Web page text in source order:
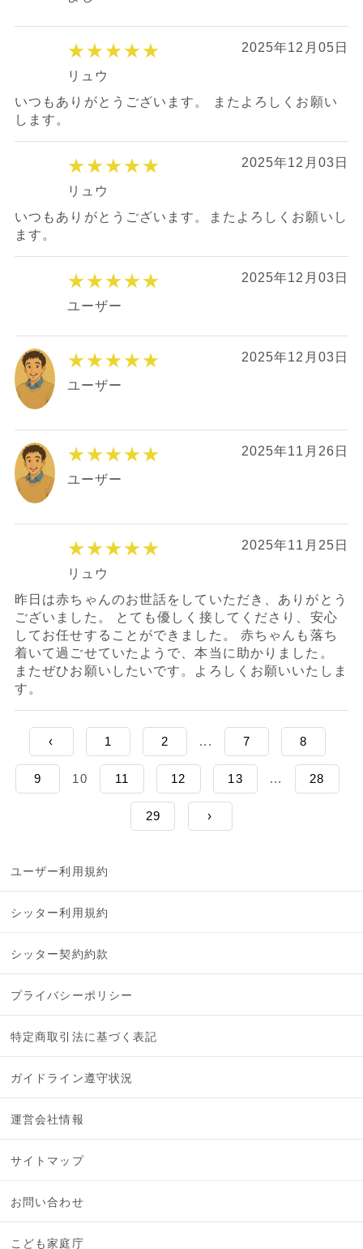
★★★★★ 2025年12月05日
リュウ
いつもありがとうございます。 またよろしくお願い
します。
★★★★★ 2025年12月03日
リュウ
いつもありがとうございます。またよろしくお願いし
ます。
★★★★★ 2025年12月03日
ユーザー
★★★★★ 2025年12月03日
ユーザー
★★★★★ 2025年11月26日
ユーザー
★★★★★ 2025年11月25日
リュウ
昨日は赤ちゃんのお世話をしていただき、ありがとう
ございました。 とても優しく接してくださり、安心
してお任せすることができました。 赤ちゃんも落ち
着いて過ごせていたようで、本当に助かりました。
またぜひお願いしたいです。よろしくお願いいたしま
す。
‹ 1 2 ... 7 8
9 10 11 12 13 ... 28
29 ›
ユーザー利用規約
シッター利用規約
シッター契約約款
プライバシーポリシー
特定商取引法に基づく表記
ガイドライン遵守状況
運営会社情報
サイトマップ
お問い合わせ
こども家庭庁